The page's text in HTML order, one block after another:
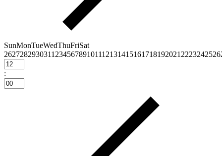
SunMonTueWedThuFriSat
2627282930311 23456789101112131415161718192021 2223242526
: